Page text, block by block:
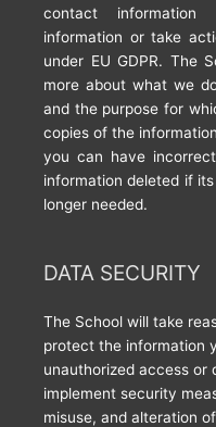
contact
information or take
under EU GDPR. The
more about what we
and the purpose for
copies of the
you can have
information deleted if
longer needed.
DATA SECURITY
The School will take
protect the information
unauthorized access or
implement security
misuse, and alteration